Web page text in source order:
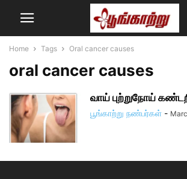
Home Tags Oral cancer causes
oral cancer causes
வாய் புற்றுநோய்
பூங்காற்று நண்பர்கள் -